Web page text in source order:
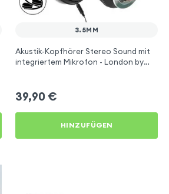
3.5MM
Akustik-Kopfhörer Stereo Sound mit
integriertem Mikrofon - London by
39,90 €
HINZUFÜGEN